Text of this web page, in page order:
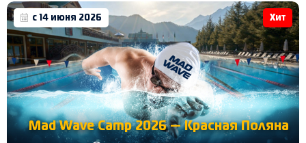
с 14 июня 2026 Хит
Mad Wave Camp 2026 — Красная Поляна